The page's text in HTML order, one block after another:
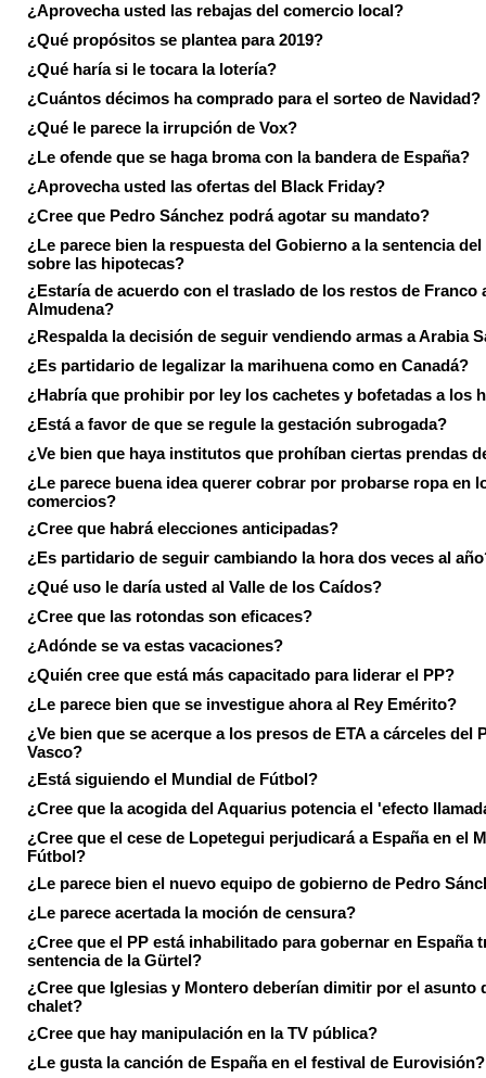
¿Aprovecha usted las rebajas del comercio local?
¿Qué propósitos se plantea para 2019?
¿Qué haría si le tocara la lotería?
¿Cuántos décimos ha comprado para el sorteo de Navidad?
¿Qué le parece la irrupción de Vox?
¿Le ofende que se haga broma con la bandera de España?
¿Aprovecha usted las ofertas del Black Friday?
¿Cree que Pedro Sánchez podrá agotar su mandato?
¿Le parece bien la respuesta del Gobierno a la sentencia
sobre las hipotecas?
¿Estaría de acuerdo con el traslado de los restos de Franco
Almudena?
¿Respalda la decisión de seguir vendiendo armas a Arabia
¿Es partidario de legalizar la marihuena como en Canadá?
¿Habría que prohibir por ley los cachetes y bofetadas a los
¿Está a favor de que se regule la gestación subrogada?
¿Ve bien que haya institutos que prohíban ciertas prendas
¿Le parece buena idea querer cobrar por probarse ropa en
comercios?
¿Cree que habrá elecciones anticipadas?
¿Es partidario de seguir cambiando la hora dos veces al
¿Qué uso le daría usted al Valle de los Caídos?
¿Cree que las rotondas son eficaces?
¿Adónde se va estas vacaciones?
¿Quién cree que está más capacitado para liderar el PP?
¿Le parece bien que se investigue ahora al Rey Emérito?
¿Ve bien que se acerque a los presos de ETA a cárceles del
Vasco?
¿Está siguiendo el Mundial de Fútbol?
¿Cree que la acogida del Aquarius potencia el 'efecto
¿Cree que el cese de Lopetegui perjudicará a España en el
Fútbol?
¿Le parece bien el nuevo equipo de gobierno de Pedro
¿Le parece acertada la moción de censura?
¿Cree que el PP está inhabilitado para gobernar en España
sentencia de la Gürtel?
¿Cree que Iglesias y Montero deberían dimitir por el asunto
chalet?
¿Cree que hay manipulación en la TV pública?
¿Le gusta la canción de España en el festival de Eurovisión?